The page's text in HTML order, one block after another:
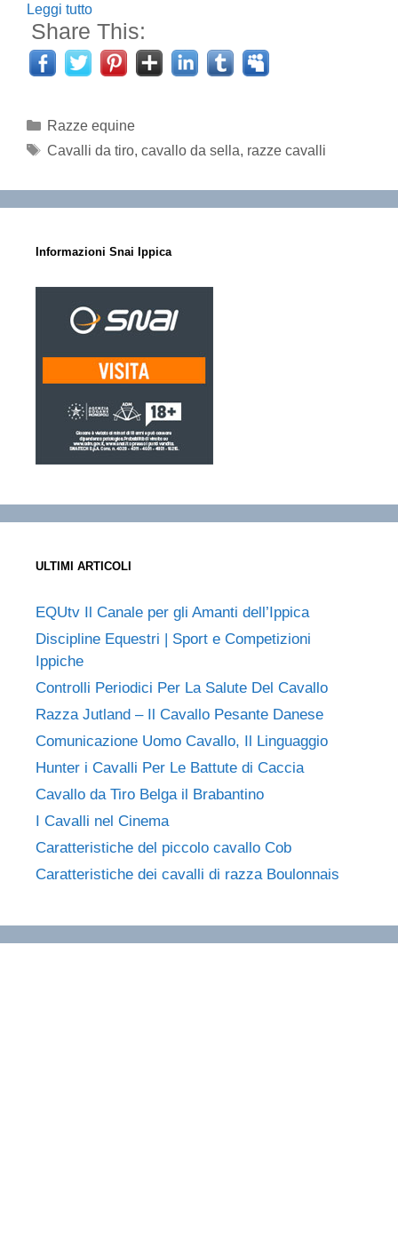
Leggi tutto
Share This:
Categorie
Razze equine
Tag
Cavalli da tiro, cavallo da sella, razze cavalli
Informazioni Snai Ippica
ULTIMI ARTICOLI
EQUtv Il Canale per gli Amanti dell’Ippica
Discipline Equestri | Sport e Competizioni
Ippiche
Controlli Periodici Per La Salute Del Cavallo
Razza Jutland – Il Cavallo Pesante Danese
Comunicazione Uomo Cavallo, Il Linguaggio
Hunter i Cavalli Per Le Battute di Caccia
Cavallo da Tiro Belga il Brabantino
I Cavalli nel Cinema
Caratteristiche del piccolo cavallo Cob
Caratteristiche dei cavalli di razza Boulonnais